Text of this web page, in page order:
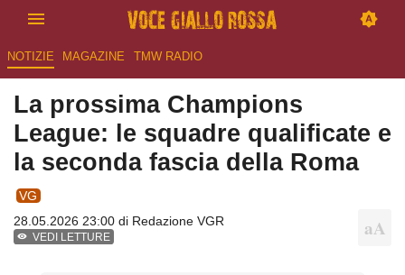
NOTIZIE MAGAZINE TMW RADIO
La prossima Champions
League: le squadre qualificate e
la seconda fascia della Roma
VG
28.05.2026 23:00 di Redazione VGR
VEDI LETTURE